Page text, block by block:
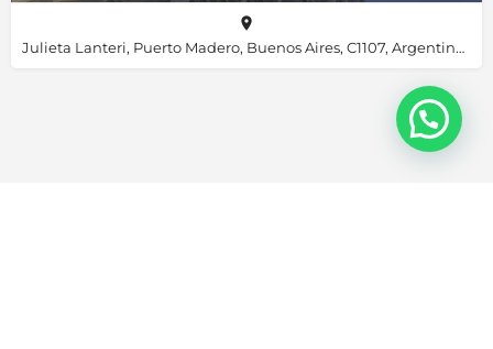
Julieta Lanteri, Puerto Madero, Buenos Aires, C1107, Argentina, -34.61356, -58.36019